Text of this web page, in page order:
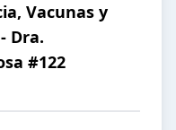
Vacunas y
Dra.
#122